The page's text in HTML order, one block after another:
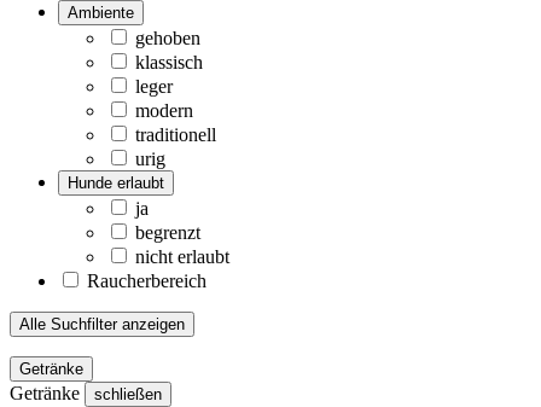
Ambiente
gehoben
klassisch
leger
modern
traditionell
urig
Hunde erlaubt
ja
begrenzt
nicht erlaubt
Raucherbereich
Alle Suchfilter anzeigen
Getränke
Getränke schließen